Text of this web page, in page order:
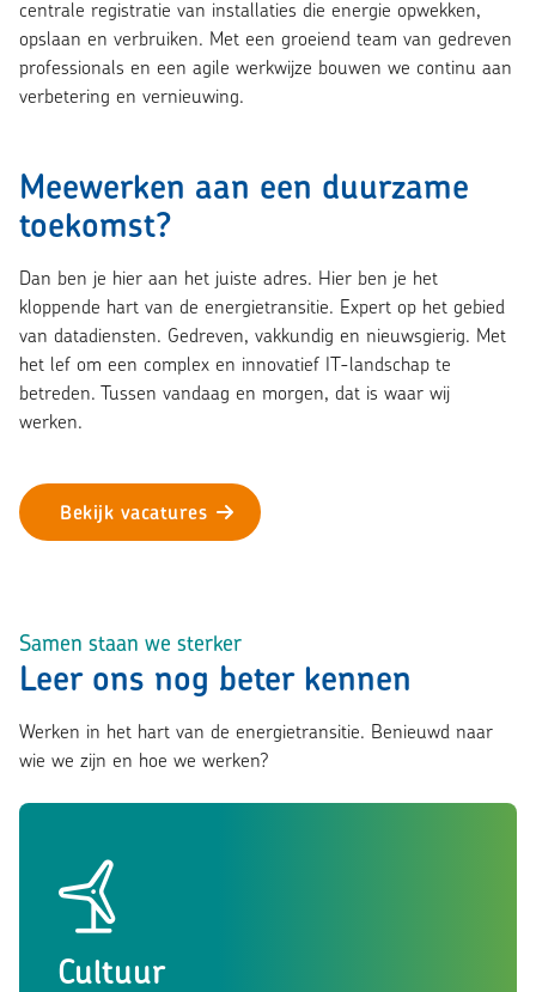
centrale registratie van installaties die energie opwekken,
opslaan en verbruiken. Met een groeiend team van gedreven
professionals en een agile werkwijze bouwen we continu aan
verbetering en vernieuwing.
Meewerken aan een duurzame
toekomst?
Dan ben je hier aan het juiste adres. Hier ben je het
kloppende hart van de energietransitie. Expert op het gebied
van datadiensten. Gedreven, vakkundig en nieuwsgierig. Met
het lef om een complex en innovatief IT-landschap te
betreden. Tussen vandaag en morgen, dat is waar wij
werken.
Bekijk vacatures
Samen staan we sterker
Leer ons nog beter kennen
Werken in het hart van de energietransitie. Benieuwd naar
wie we zijn en hoe we werken?
Cultuur